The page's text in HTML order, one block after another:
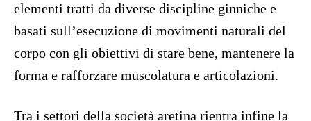
elementi tratti da diverse discipline ginniche e
basati sull’esecuzione di movimenti naturali del
corpo con gli obiettivi di stare bene, mantenere la
forma e rafforzare muscolatura e articolazioni.
Tra i settori della società aretina rientra infine la